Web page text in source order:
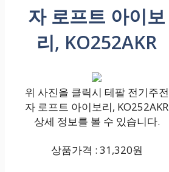
자 로프트 아이보
리, KO252AKR
위 사진을 클릭시 테팔 전기주전
자 로프트 아이보리, KO252AKR
상세 정보를 볼 수 있습니다.
상품가격 : 31,320원